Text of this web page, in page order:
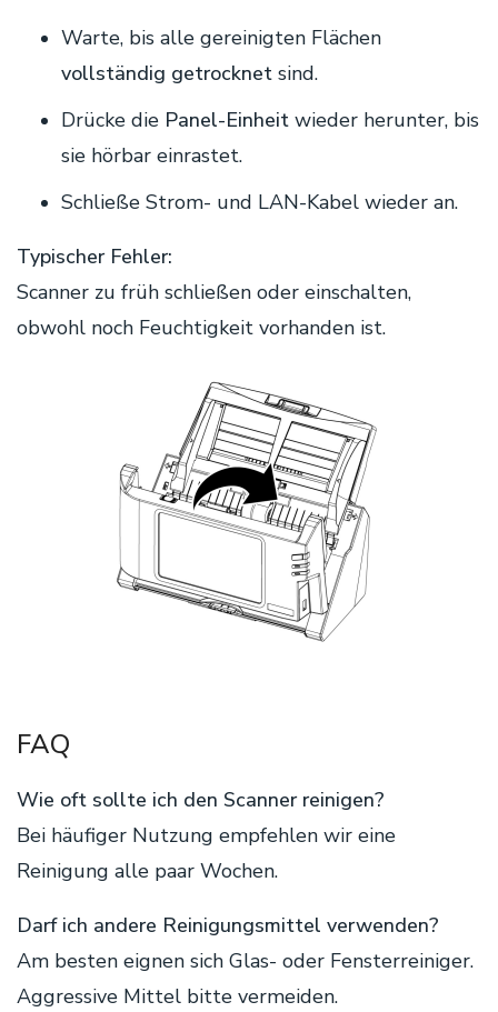
Warte, bis alle gereinigten Flächen
vollständig getrocknet sind.
Drücke die Panel-Einheit wieder herunter, bis
sie hörbar einrastet.
Schließe Strom- und LAN-Kabel wieder an.
Typischer Fehler:
Scanner zu früh schließen oder einschalten,
obwohl noch Feuchtigkeit vorhanden ist.
FAQ
Wie oft sollte ich den Scanner reinigen?
Bei häufiger Nutzung empfehlen wir eine
Reinigung alle paar Wochen.
Darf ich andere Reinigungsmittel verwenden?
Am besten eignen sich Glas- oder Fensterreiniger.
Aggressive Mittel bitte vermeiden.